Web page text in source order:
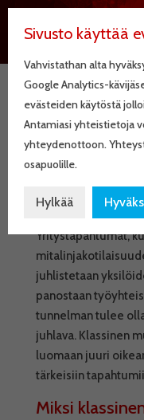
Klassinen
Yritystapahtumat,
juhlistetaan
panostaan
tunnelman tulee
juhlava. Klassinen
luomaan juuri
tärkeisiin
Miksi
Sivusto käyttää
Vahvistathan alta
Google Analytics-
evästeiden käytöstä
Antamiasi yhteistietoja
yhteydenottoon.
osapuolille.
Hylkää